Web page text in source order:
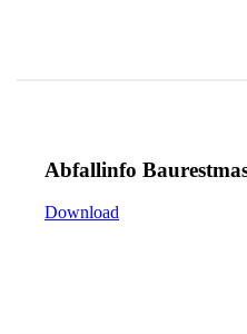
Abfallinfo
Download